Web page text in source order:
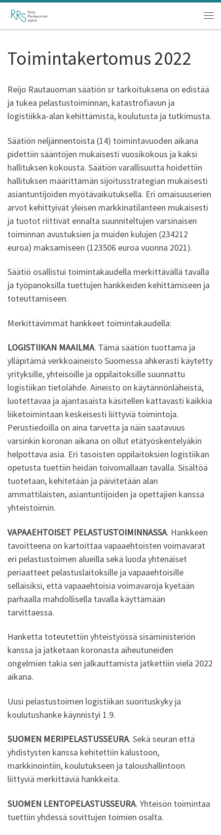
Skip to content
Toimintakertomus 2022
Reijo Rautauoman säätiön sr tarkoituksena on edistää
ja tukea pelastustoiminnan, katastrofiavun ja
logistiikka-alan kehittämistä, koulutusta ja tutkimusta.
Säätiön neljännentoista (14) toimintavuoden aikana
pidettiin sääntöjen mukaisesti vuosikokous ja kaksi
hallituksen kokousta. Säätiön varallisuutta hoidettiin
hallituksen määrittämän sijoitusstrategian mukaisesti
asiantuntijoiden myötävaikutuksella. Eri omaisuuserien
arvot kehittyivät yleisen markkinatilanteen mukaisesti
ja tuotot riittivät ennalta suunniteltujen varsinaisen
toiminnan avustuksien ja muiden kulujen (234212
euroa) maksamiseen (123506 euroa vuonna 2021).
Säätiö osallistui toimintakaudella merkittävällä tavalla
ja työpanoksilla tuettujen hankkeiden kehittämiseen ja
toteuttamiseen.
Merkittävimmät hankkeet toimintakaudella:
LOGISTIIKAN MAAILMA. Tämä säätiön tuottama ja
ylläpitämä verkkoaineisto Suomessa ahkerasti käytetty
yrityksille, yhteisöille ja oppilaitoksille suunnattu
logistiikan tietolähde. Aineisto on käytännönläheistä,
luotettavaa ja ajantasaista käsitellen kattavasti kaikkia
liiketoimintaan keskeisesti liittyviä toimintoja.
Perustiedoilla on aina tarvetta ja näin saatavuus
varsinkin koronan aikana on ollut etätyöskentelyäkin
helpottava asia. Eri tasoisten oppilaitoksien logistiikan
opetusta tuettiin heidän toivomallaan tavalla. Sisältöä
tuotetaan, kehitetään ja päivitetään alan
ammattilaisten, asiantuntijoiden ja opettajien kanssa
yhteistoimin.
VAPAAEHTOISET PELASTUSTOIMINNASSA. Hankkeen
tavoitteena on kartoittaa vapaaehtoisten voimavarat
eri pelastustoimen alueilla sekä luoda yhtenäiset
periaatteet pelastuslaitoksille ja vapaaehtoisille
sellaisiksi, että vapaaehtoisia voimavaroja kyetään
parhaalla mahdollisella tavalla käyttämään
tarvittaessa.
Hanketta toteutettiin yhteistyössä sisäministeriön
kanssa ja jatketaan koronasta aiheutuneiden
ongelmien takia sen jalkauttamista jatkettiin vielä 2022
aikana.
Uusi pelastustoimen logistiikan suorituskyky ja
koulutushanke käynnistyi 1.9.
SUOMEN MERIPELASTUSSEURA. Sekä seuran että
yhdistysten kanssa kehitettiin kalustoon,
markkinointiin, koulutukseen ja taloushallintoon
liittyviä merkittäviä hankkeita.
SUOMEN LENTOPELASTUSSEURA. Yhteisön toimintaa
tuettiin yhdessä sovittujen toimien osalta.